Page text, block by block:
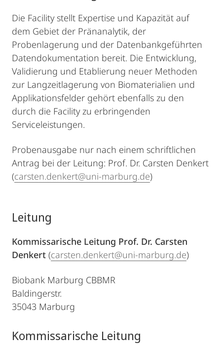
Die Facility stellt Expertise und Kapazität auf
dem Gebiet der Pränanalytik, der
Probenlagerung und der Datenbankgeführten
Datendokumentation bereit. Die Entwicklung,
Validierung und Etablierung neuer Methoden
zur Langzeitlagerung von Biomaterialien und
Applikationsfelder gehört ebenfalls zu den
durch die Facility zu erbringenden
Serviceleistungen.
Probenausgabe nur nach einem schriftlichen
Antrag bei der Leitung: Prof. Dr. Carsten Denkert
(carsten.denkert@uni-marburg.de)
Leitung
Kommissarische Leitung Prof. Dr. Carsten
Denkert (carsten.denkert@uni-marburg.de)
Biobank Marburg CBBMR
Baldingerstr.
35043 Marburg
Kommissarische Leitung